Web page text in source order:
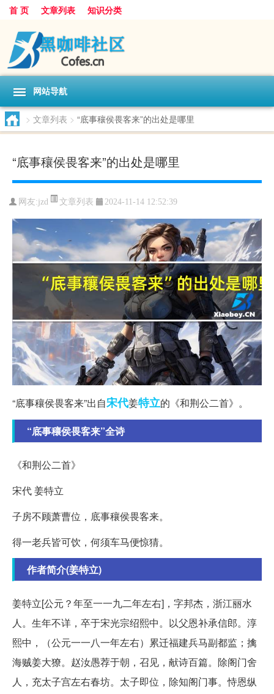
首 页 文章列表 知识分类
网站导航
> 文章列表 > “底事穰侯畏客来”的出处是哪里
“底事穰侯畏客来”的出处是哪里
网友:jzd 文章列表 2024-11-14 12:52:39
“底事穰侯畏客来”出自宋代姜特立的《和荆公二首》。
“底事穰侯畏客来”全诗
《和荆公二首》
宋代 姜特立
子房不顾萧曹位，底事穰侯畏客来。
得一老兵皆可饮，何须车马便惊猜。
作者简介(姜特立)
姜特立[公元？年至一一九二年左右]，字邦杰，浙江丽水
人。生年不详，卒于宋光宗绍熙中。以父恩补承信郎。淳
熙中，（公元一一八一年左右）累迁福建兵马副都监；擒
海贼姜大獠。赵汝愚荐于朝，召见，献诗百篇。除阁门舍
人，充太子宫左右春坊。太子即位，除知阁门事。恃恩纵